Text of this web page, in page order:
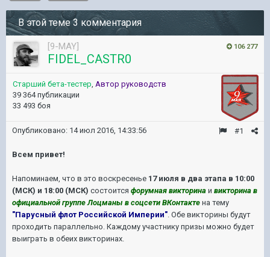
В этой теме 3 комментария
106 277
[9-MAY]
FIDEL_CASTR0
Старший бета-тестер, Автор руководств
39 364 публикации
33 493 боя
#1
Опубликовано: 14 июл 2016, 14:33:56
Всем привет!
Напоминаем, что в это воскресенье 17 июля в два этапа в 10:00
(МСК) и 18:00 (МСК) состоится форумная викторина и викторина в
официальной группе Лоцманы в соцсети ВКонтакте на тему
"Парусный флот Российской Империи". Обе викторины будут
проходить параллельно. Каждому участнику призы можно будет
выиграть в обеих викторинах.